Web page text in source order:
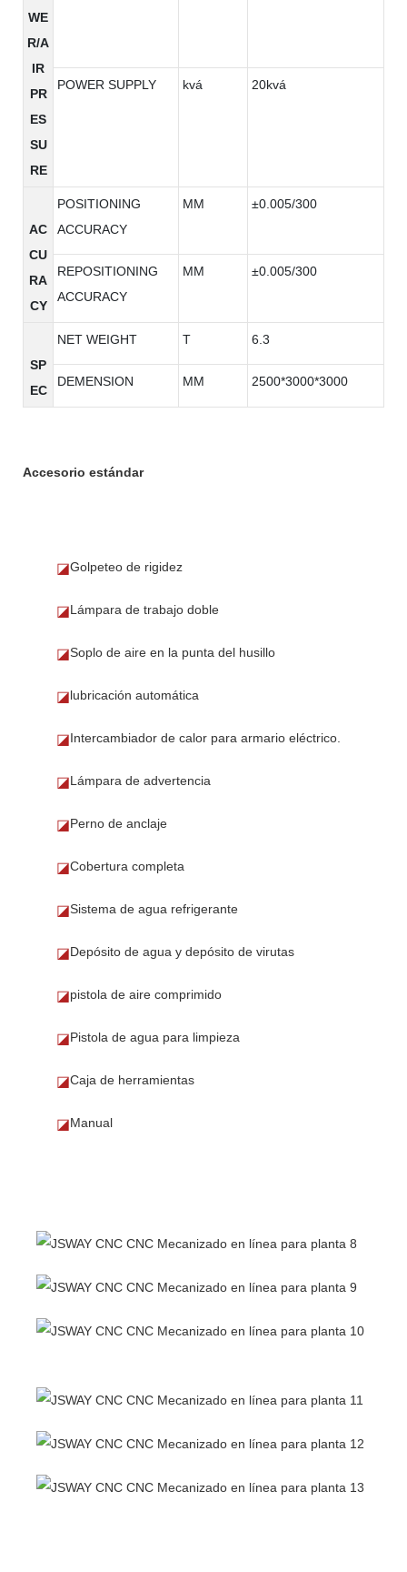
WE
R/A
IR
PR
ES
SU
RE
POWER SUPPLY kvá 20kvá
AC
CU
RA
CY
POSITIONING
ACCURACY
MM ±0.005/300
REPOSITIONING
ACCURACY
MM ±0.005/300
SP
EC
NET WEIGHT T 6.3
DEMENSION MM 2500*3000*3000
Accesorio estándar
◪Golpeteo de rigidez
◪Lámpara de trabajo doble
◪Soplo de aire en la punta del husillo
◪lubricación automática
◪Intercambiador de calor para armario eléctrico.
◪Lámpara de advertencia
◪Perno de anclaje
◪Cobertura completa
◪Sistema de agua refrigerante
◪Depósito de agua y depósito de virutas
◪pistola de aire comprimido
◪Pistola de agua para limpieza
◪Caja de herramientas
◪Manual